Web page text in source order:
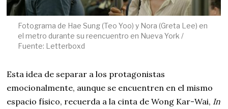
Fotograma de Hae Sung (Teo Yoo) y Nora (Greta Lee) en
el metro durante su reencuentro en Nueva York /
Fuente: Letterboxd
Esta idea de separar a los protagonistas
emocionalmente, aunque se encuentren en el mismo
espacio físico, recuerda a la cinta de Wong Kar-Wai, In